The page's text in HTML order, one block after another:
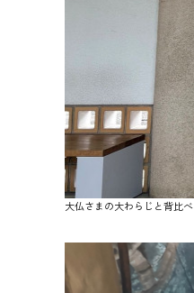
大仏さまの大わらじと背比べ